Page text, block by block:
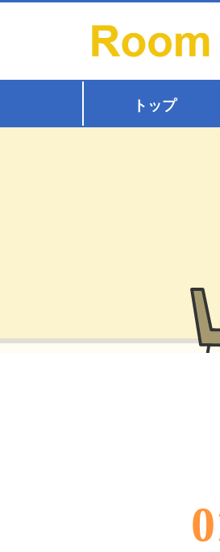
トップ